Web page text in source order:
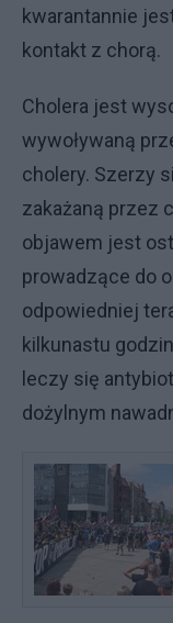
kwarantannie
kontakt z chorą.
Cholera jest
wywoływaną
cholery. Szerzy
zakażaną przez
objawem jest
prowadzące do
odpowiedniej
kilkunastu
leczy się
dożylnym